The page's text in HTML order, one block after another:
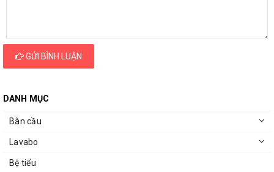
GỬI BÌNH LUẬN
DANH MỤC
Bàn cầu
Lavabo
Bệ tiểu